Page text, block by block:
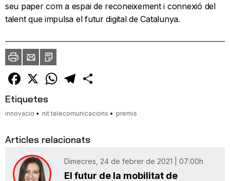
seu paper com a espai de reconeixement i connexió del
talent que impulsa el futur digital de Catalunya.
ImprimirEnvia
un
amic
Facebook
X WhatsAppTelegram
Etiquetes
innovacio nit telecomunicacions premis
Articles relacionats
Dimecres, 24 de febrer de 2021 | 07:00h
El futur de la mobilitat de